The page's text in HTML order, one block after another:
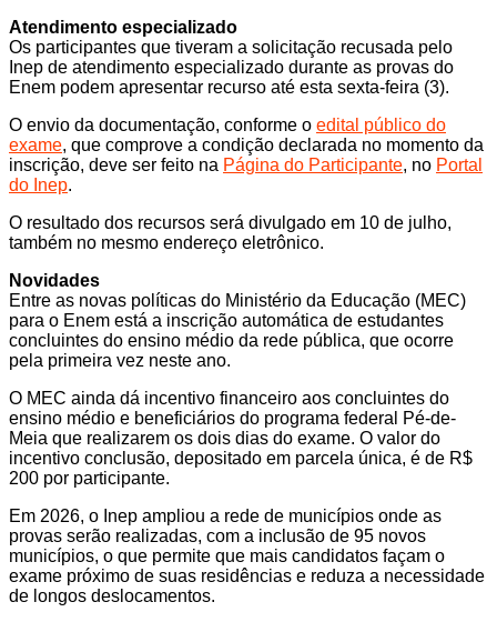
Atendimento especializado
Os participantes que tiveram a solicitação recusada pelo
Inep de atendimento especializado durante as provas do
Enem podem apresentar recurso até esta sexta-feira (3).
O envio da documentação, conforme o edital público do
exame, que comprove a condição declarada no momento da
inscrição, deve ser feito na Página do Participante, no Portal
do Inep.
O resultado dos recursos será divulgado em 10 de julho,
também no mesmo endereço eletrônico.
Novidades
Entre as novas políticas do Ministério da Educação (MEC)
para o Enem está a inscrição automática de estudantes
concluintes do ensino médio da rede pública, que ocorre
pela primeira vez neste ano.
O MEC ainda dá incentivo financeiro aos concluintes do
ensino médio e beneficiários do programa federal Pé-de-
Meia que realizarem os dois dias do exame. O valor do
incentivo conclusão, depositado em parcela única, é de R$
200 por participante.
Em 2026, o Inep ampliou a rede de municípios onde as
provas serão realizadas, com a inclusão de 95 novos
municípios, o que permite que mais candidatos façam o
exame próximo de suas residências e reduza a necessidade
de longos deslocamentos.